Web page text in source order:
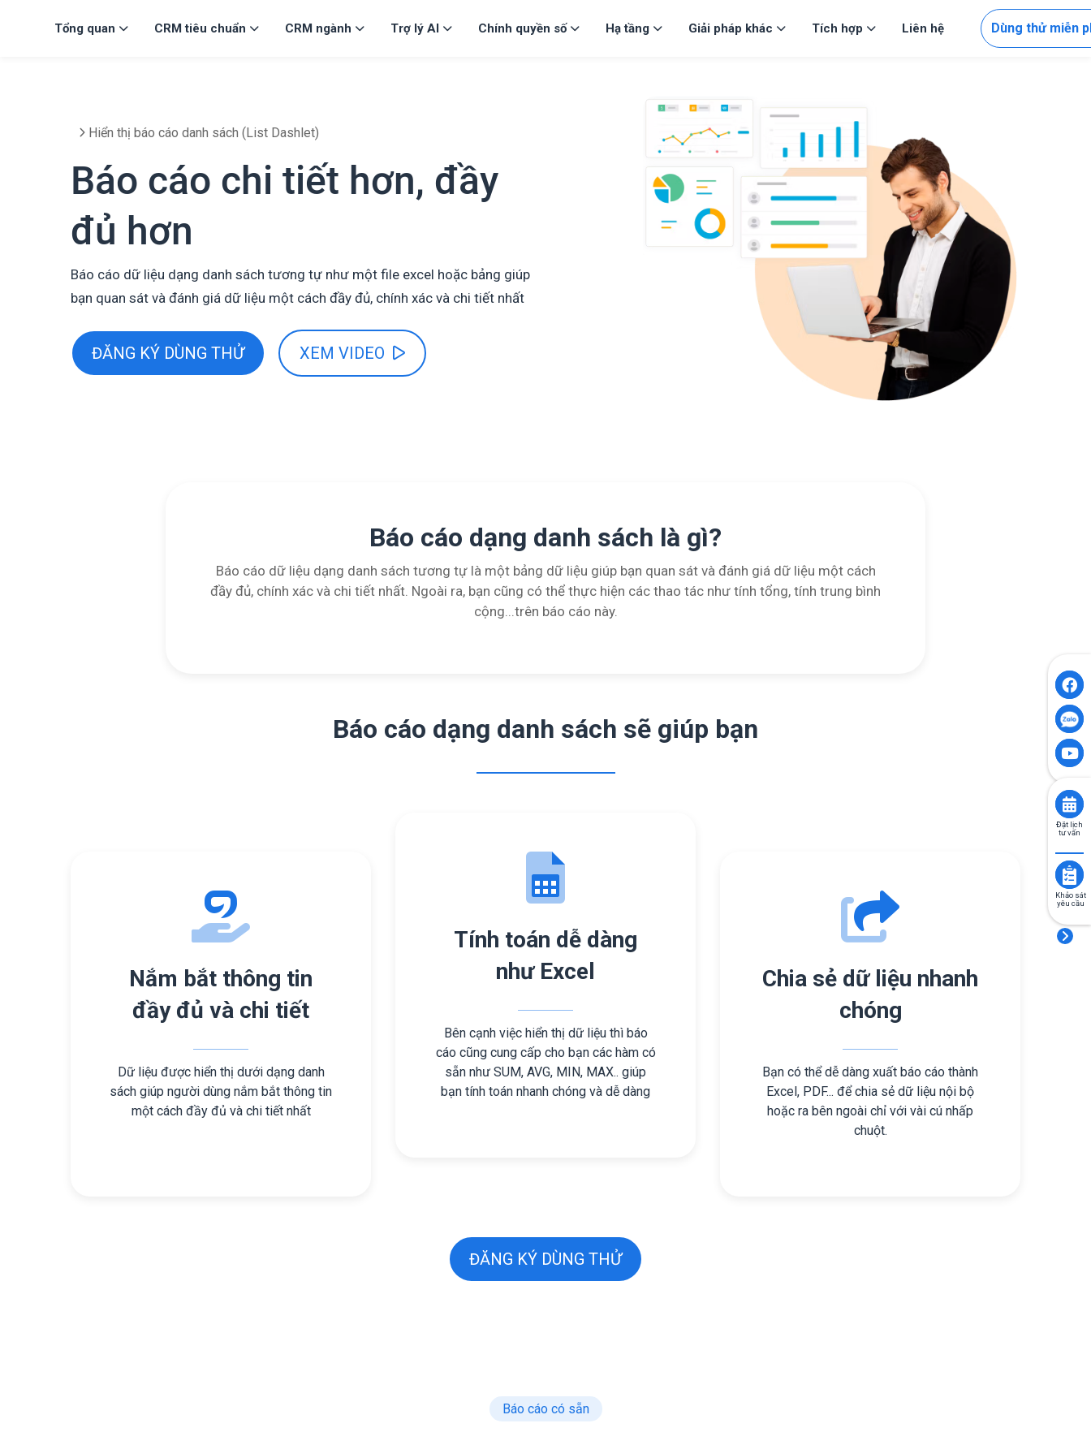
Tổng quan CRM tiêu chuẩn CRM ngành Trợ lý AI Chính quyền số Hạ tầng Giải pháp khác Tích hợp Liên hệ Dùng thử miễn
Hiển thị báo cáo danh sách (List Dashlet)
Báo cáo chi tiết hơn, đầy
đủ hơn
Báo cáo dữ liệu dạng danh sách tương tự như một file excel hoặc bảng giúp
bạn quan sát và đánh giá dữ liệu một cách đầy đủ, chính xác và chi tiết nhất
ĐĂNG KÝ DÙNG THỬ XEM VIDEO
Báo cáo dạng danh sách là gì?
Báo cáo dữ liệu dạng danh sách tương tự là một bảng dữ liệu giúp bạn quan sát và đánh giá dữ liệu một cách
đầy đủ, chính xác và chi tiết nhất. Ngoài ra, bạn cũng có thể thực hiện các thao tác như tính tổng, tính trung bình
cộng...trên báo cáo này.
Báo cáo dạng danh sách sẽ giúp bạn
Nắm bắt thông tin
đầy đủ và chi tiết
Dữ liệu được hiển thị dưới dạng danh
sách giúp người dùng nắm bắt thông tin
một cách đầy đủ và chi tiết nhất
Tính toán dễ dàng
như Excel
Bên cạnh việc hiển thị dữ liệu thì báo
cáo cũng cung cấp cho bạn các hàm có
sẵn như SUM, AVG, MIN, MAX.. giúp
bạn tính toán nhanh chóng và dễ dàng
Chia sẻ dữ liệu nhanh
chóng
Bạn có thể dễ dàng xuất báo cáo thành
Excel, PDF... để chia sẻ dữ liệu nội bộ
hoặc ra bên ngoài chỉ với vài cú nhấp
chuột.
ĐĂNG KÝ DÙNG THỬ
Báo cáo có sẵn
Đặt lịch
tư vấn
Khảo sát
yêu cầu